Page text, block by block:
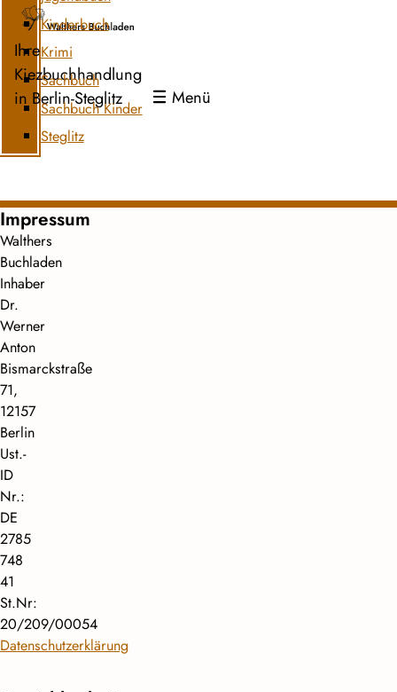
Ihre
Kiezbuchhandlung
in Berlin-Steglitz
Menü
Kinderbuch
Krimi
Sachbuch
Sachbuch Kinder
Steglitz
Impressum
Walthers
Buchladen
Inhaber
Dr.
Werner
Anton
Bismarckstraße
71,
12157
Berlin
Ust.-
ID
Nr.:
DE
2785
748
41
St.Nr:
20/209/00054
Datenschutzerklärung